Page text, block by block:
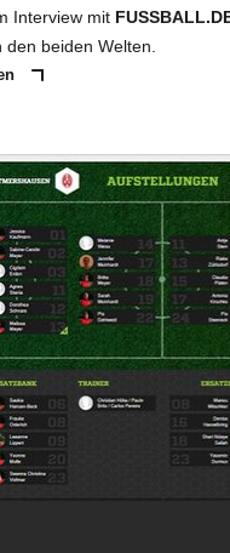
Interview mit
den beiden Welten.